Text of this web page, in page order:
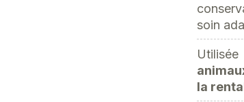
soin
la